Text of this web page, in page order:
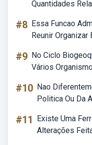
Quantidades
#8 Essa Funcao
Reunir Organizar
#9 No Ciclo
Vários
#10 Nao
Politica Ou Da
#11
Existe Uma
Alterações